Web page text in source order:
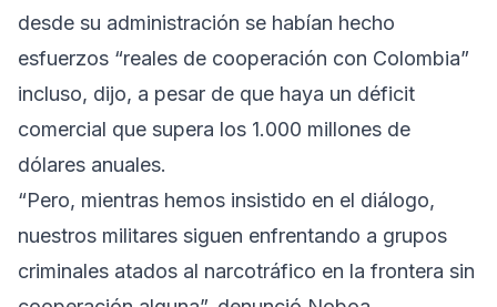
desde su administración se habían hecho
esfuerzos “reales de cooperación con Colombia”
incluso, dijo, a pesar de que haya un déficit
comercial que supera los 1.000 millones de
dólares anuales.
“Pero, mientras hemos insistido en el diálogo,
nuestros militares siguen enfrentando a grupos
criminales atados al narcotráfico en la frontera sin